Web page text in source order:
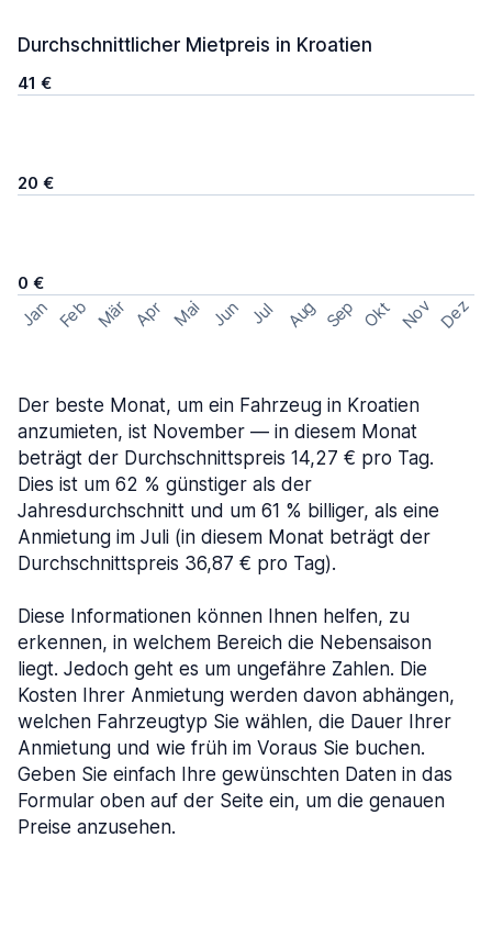
Durchschnittlicher Mietpreis in Kroatien
41 €
20 €
0 €
Jan Feb Mär Apr Mai Jun Jul Aug Sep Okt Nov Dez
Der beste Monat, um ein Fahrzeug in Kroatien
anzumieten, ist November — in diesem Monat
beträgt der Durchschnittspreis 14,27 € pro Tag.
Dies ist um 62 % günstiger als der
Jahresdurchschnitt und um 61 % billiger, als eine
Anmietung im Juli (in diesem Monat beträgt der
Durchschnittspreis 36,87 € pro Tag).
Diese Informationen können Ihnen helfen, zu
erkennen, in welchem Bereich die Nebensaison
liegt. Jedoch geht es um ungefähre Zahlen. Die
Kosten Ihrer Anmietung werden davon abhängen,
welchen Fahrzeugtyp Sie wählen, die Dauer Ihrer
Anmietung und wie früh im Voraus Sie buchen.
Geben Sie einfach Ihre gewünschten Daten in das
Formular oben auf der Seite ein, um die genauen
Preise anzusehen.